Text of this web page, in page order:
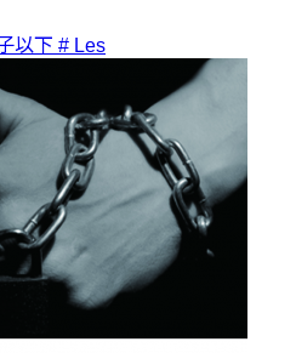
以下 # Les